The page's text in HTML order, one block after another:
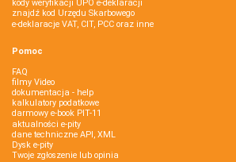
kody weryfikacji UPO e-deklaracji
znajdź kod Urzędu Skarbowego
e-deklaracje VAT, CIT, PCC oraz inne
Pomoc
FAQ
filmy Video
dokumentacja - help
kalkulatory podatkowe
darmowy e-book PIT-11
aktualności e-pity
dane techniczne API, XML
Dysk e-pity
Twoje zgłoszenie lub opinia